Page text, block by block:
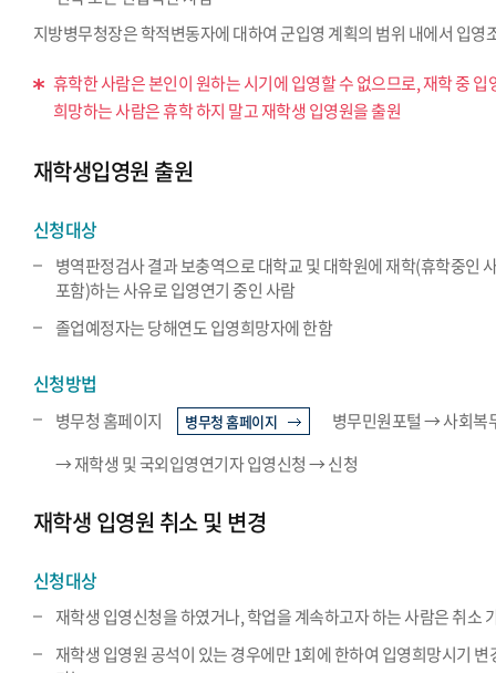
지방병무청장은 학적변동자에 대하여 군입영 계획의 범위 내에서 입영
휴학한 사람은 본인이 원하는 시기에 입영할 수 없으므로, 재학 중 입
희망하는 사람은 휴학 하지 말고 재학생 입영원을 출원
재학생입영원 출원
신청대상
병역판정검사 결과 보충역으로 대학교 및 대학원에 재학(휴학중인
포함)하는 사유로 입영연기 중인 사람
졸업예정자는 당해연도 입영희망자에 한함
신청방법
병무청 홈페이지 병무청 홈페이지
병무민원포털 → 사회복
→ 재학생 및 국외입영연기자 입영신청 → 신청
재학생 입영원 취소 및 변경
신청대상
재학생 입영신청을 하였거나, 학업을 계속하고자 하는 사람은 취소
재학생 입영원 공석이 있는 경우에만 1회에 한하여 입영희망시기 변